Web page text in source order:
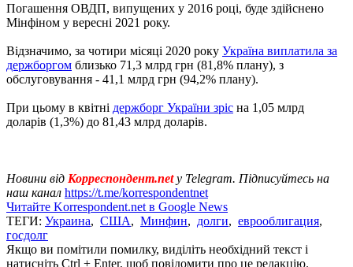
Погашення ОВДП, випущених у 2016 році, буде здійснено
Мінфіном у вересні 2021 року.
Відзначимо, за чотири місяці 2020 року Україна виплатила за
держборгом близько 71,3 млрд грн (81,8% плану), з
обслуговування - 41,1 млрд грн (94,2% плану).
При цьому в квітні держборг України зріс на 1,05 млрд
доларів (1,3%) до 81,43 млрд доларів.
Новини від Корреспондент.net у Telegram. Підписуйтесь на
наш канал https://t.me/korrespondentnet
Читайте Korrespondent.net в Google News
ТЕГИ: Украина, США, Минфин, долги, еврооблигация,
госдолг
Якщо ви помітили помилку, виділіть необхідний текст і
натисніть Ctrl + Enter, щоб повідомити про це редакцію.